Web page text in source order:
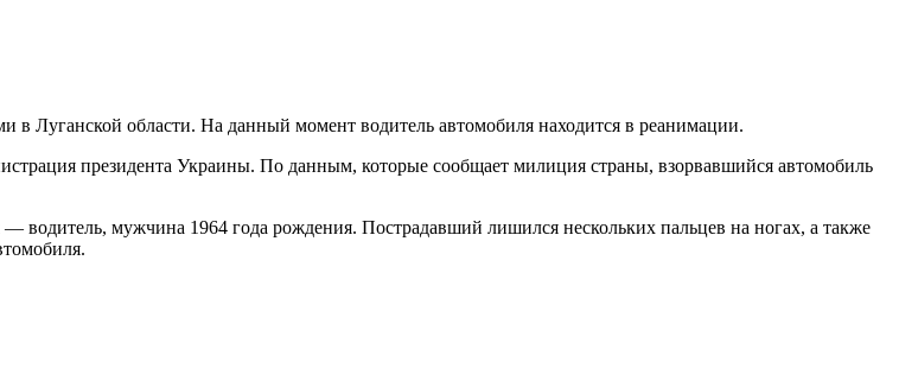
Луганской области. На данный момент водитель автомобиля находится в реанимации.
президента Украины. По данным, которые сообщает милиция страны, взорвавшийся автомобиль
водитель, мужчина 1964 года рождения. Пострадавший лишился нескольких пальцев на ногах, а также